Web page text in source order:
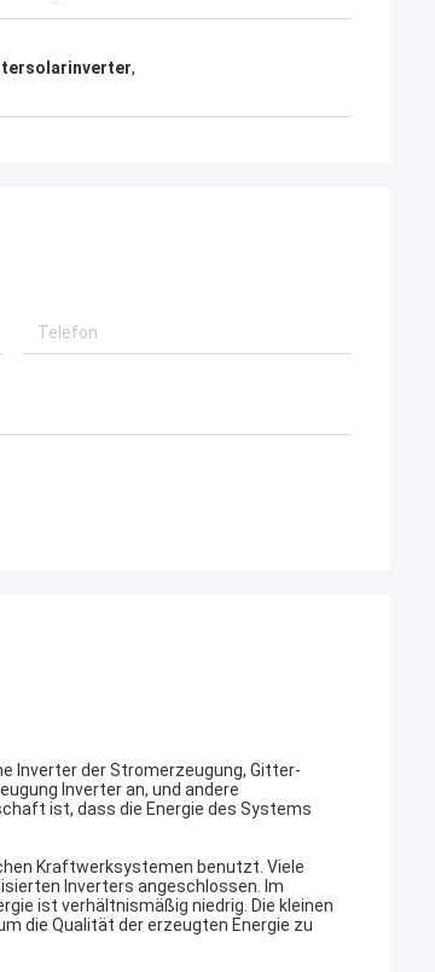
,
Inverter der Stromerzeugung, Gitter-
Inverter an, und andere
ist, dass die Energie des Systems
Kraftwerksystemen benutzt. Viele
Inverters angeschlossen. Im
ist verhältnismäßig niedrig. Die kleinen
die Qualität der erzeugten Energie zu